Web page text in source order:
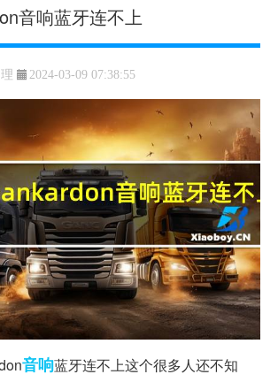
音响蓝牙连不上
2024-03-09 07:38:55
音响蓝牙连不上这个很多人还不知